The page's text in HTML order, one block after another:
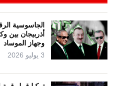
الجاسوسية
أذربيجان بين
وجهاز الموساد
3 يوليو 2026